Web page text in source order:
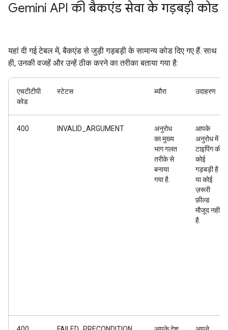
Gemini API की बैकएंड सेवा के गड़बड़ी कोड
यहां दी गई टेबल में, बैकएंड से जुड़ी गड़बड़ी के सामान्य कोड दिए गए हैं. साथ
ही, उनकी वजहें और उन्हें ठीक करने का तरीका बताया गया है:
एचटीटीपी
कोड
स्टेटस ब्यौरा उदाहरण
400 INVALID_ARGUMENT
अनुरोध
का मुख्य
भाग गलत
तरीके से
बनाया
गया है.
आपके
अनुरोध में
टाइपिंग की
कोई
गड़बड़ी है
या कोई
ज़रूरी
फ़ील्ड
मौजूद नहीं
है.